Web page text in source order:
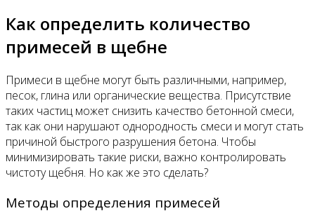
Как определить количество
примесей в щебне
Примеси в щебне могут быть различными, например,
песок, глина или органические вещества. Присутствие
таких частиц может снизить качество бетонной смеси,
так как они нарушают однородность смеси и могут стать
причиной быстрого разрушения бетона. Чтобы
минимизировать такие риски, важно контролировать
чистоту щебня. Но как же это сделать?
Методы определения примесей